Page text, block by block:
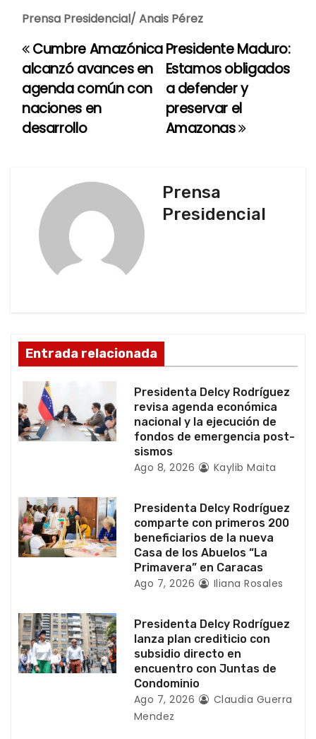
Prensa Presidencial/ Anais Pérez
N
a
v
d
e
e
n
r
a
d
s
Presidente Maduro:
Estamos obligados
a defender y
preservar el
Amazonas
Cumbre Amazónica
alcanzó avances en
agenda común con
naciones en
desarrollo
Prensa
Presidencial
Entrada relacionada
Presidenta Delcy Rodríguez
revisa agenda económica
nacional y la ejecución de
fondos de emergencia post-
sismos
Ago 8, 2026 Kaylib Maita
Presidenta Delcy Rodríguez
comparte con primeros 200
beneficiarios de la nueva
Casa de los Abuelos “La
Primavera” en Caracas
Ago 7, 2026 Iliana Rosales
Presidenta Delcy Rodríguez
lanza plan crediticio con
subsidio directo en
encuentro con Juntas de
Condominio
Ago 7, 2026
Claudia Guerra
Mendez